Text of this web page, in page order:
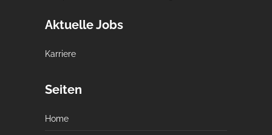
Aktuelle Jobs
Karriere
Seiten
Home